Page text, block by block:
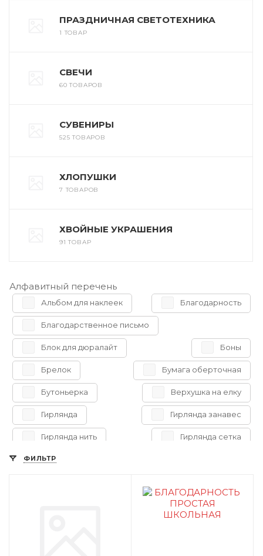
ПРАЗДНИЧНАЯ СВЕТОТЕХНИКА
1 ТОВАР
СВЕЧИ
60 ТОВАРОВ
СУВЕНИРЫ
525 ТОВАРОВ
ХЛОПУШКИ
7 ТОВАРОВ
ХВОЙНЫЕ УКРАШЕНИЯ
91 ТОВАР
Алфавитный перечень
Альбом для наклеек Благодарность
Благодарственное письмо
Блок для дюралайт Боны
Брелок Бумага оберточная
Бутоньерка Верхушка на елку
Гирлянда Гирлянда занавес
Гирлянда нить Гирлянда сетка
Гирлянда уличная
Грамота
ФИЛЬТР